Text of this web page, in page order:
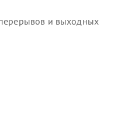
и выходных